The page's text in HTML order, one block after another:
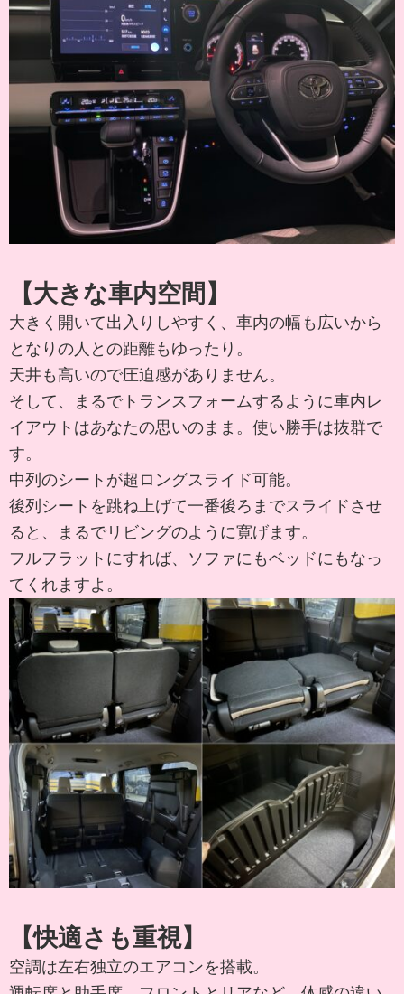
【大きな車内空間】
大きく開いて出入りしやすく、車内の幅も広いから
となりの人との距離もゆったり。
天井も高いので圧迫感がありません。
そして、まるでトランスフォームするように車内レ
イアウトはあなたの思いのまま。使い勝手は抜群で
す。
中列のシートが超ロングスライド可能。
後列シートを跳ね上げて一番後ろまでスライドさせ
ると、まるでリビングのように寛げます。
フルフラットにすれば、ソファにもベッドにもなっ
てくれますよ。
【快適さも重視】
空調は左右独立のエアコンを搭載。